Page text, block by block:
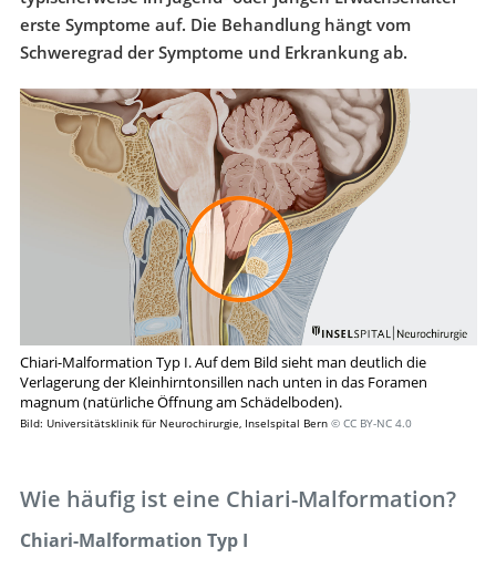
erste Symptome auf. Die Behandlung hängt vom
Schweregrad der Symptome und Erkrankung ab.
Chiari-Malformation Typ I. Auf dem Bild sieht man deutlich die
Verlagerung der Kleinhirntonsillen nach unten in das Foramen
magnum (natürliche Öffnung am Schädelboden).​​
Bild: Universitätsklinik für Neurochirurgie, Inselspital Bern © CC BY-NC 4.0
Wie häufig ist eine Chiari-Malformation?
Chiari-Malformation Typ I